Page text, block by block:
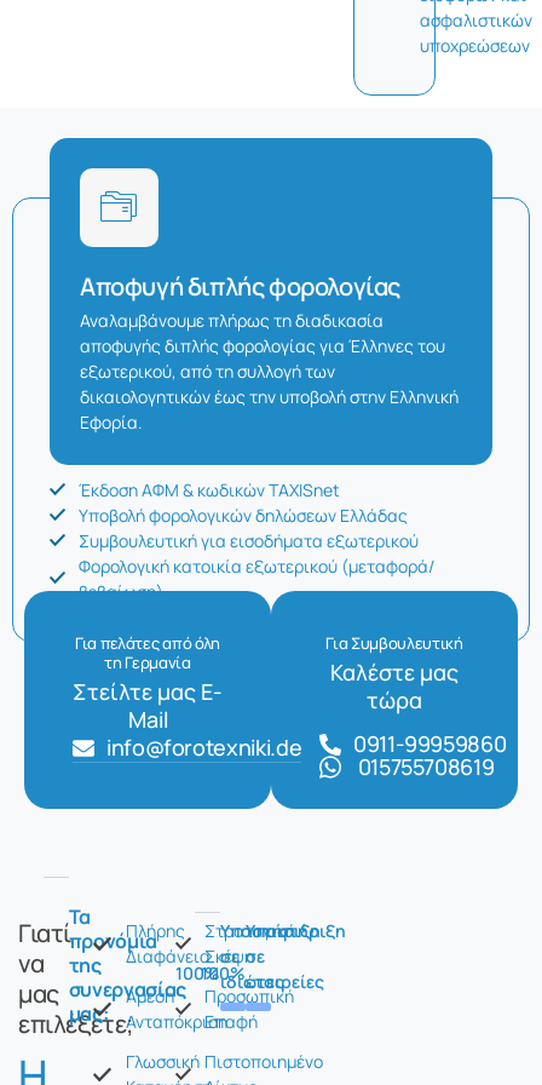
ασφαλιστικών
υποχρεώσεων
Αποφυγή διπλής φορολογίας
Αναλαμβάνουμε πλήρως τη διαδικασία
αποφυγής διπλής φορολογίας για Έλληνες του
εξωτερικού, από τη συλλογή των
δικαιολογητικών έως την υποβολή στην Ελληνική
Εφορία.
Έκδοση ΑΦΜ & κωδικών TAXISnet
Υποβολή φορολογικών δηλώσεων Ελλάδας
Συμβουλευτική για εισοδήματα εξωτερικού
Φορολογική κατοικία εξωτερικού (μεταφορά/
βεβαίωση)
Για πελάτες από όλη
τη Γερμανία
Στείλτε μας E-
Mail
info@forotexniki.de
Για Συμβουλευτική
Καλέστε μας
τώρα
0911-99959860
015755708619
Γιατί
να
μας
επιλέξετε;
Τα
προνόμια
της
συνεργασίας
μας:
Πλήρης
Διαφάνεια
Άμεση
Ανταπόκριση
Γλωσσική
Στρατηγική
Σκέψη
Προσωπική
Επαφή
Πιστοποιημένο
Υποστήριξη
σε
ιδιώτες
100%
Υποστήριξη
σε
εταιρείες
100%